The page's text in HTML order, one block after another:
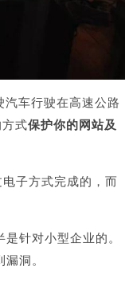
车行驶在高速公路
式保护你的网站及
子方式完成的，而
针对小型企业的。
漏洞。